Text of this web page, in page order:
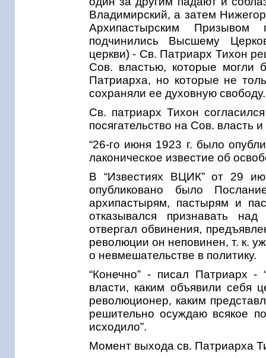
Владимирский, а затем
Архипастырским Призывом
подчинились Высшему
церкви) - Св. Патриарх Тихон
Сов. властью, которые могли
Патриарха, но которые не
сохраняли ее духовную свободу.
Св. патриарх Тихон
посягательство на Сов. власть
“26-го июня 1923 г. было
лаконическое известие об
В “Известиях ВЦИК” от 29
опубликовано было
архипастырям, пастырям и
отказывался признавать
отвергал обвинения,
революции он неповинен, т. к.
о невмешательстве в политику.
“Конечно” - писал Патриарх -
власти, каким объявили себя
революционер, каким
решительно осуждаю всякое
исходило”.
Момент выхода св. Патриарха